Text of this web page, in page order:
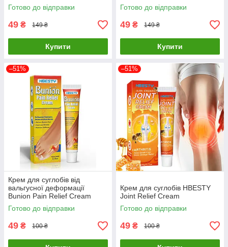
Готово до відправки
49 ₴ 149 ₴
Купити
Готово до відправки
49 ₴ 149 ₴
Купити
–51%
Крем для суглобів від
вальгусної деформації
Bunion Pain Relief Cream
Готово до відправки
49 ₴ 100 ₴
–51%
Крем для суглобів HBESTY
Joint Relief Cream
Готово до відправки
49 ₴ 100 ₴